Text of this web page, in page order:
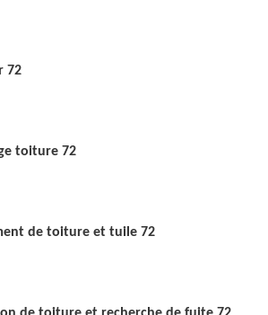
72
toiture 72
de toiture et tuile 72